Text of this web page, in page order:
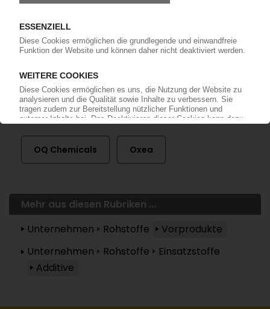
Mehr zu ...
OQ Chemicals Oxea
Mehr aus diesen Rubriken ...
Unternehmen
Rohstoffe
Vorprodukte
Unternehmen
Rohstoffe
Einsatzstoffe
Additive